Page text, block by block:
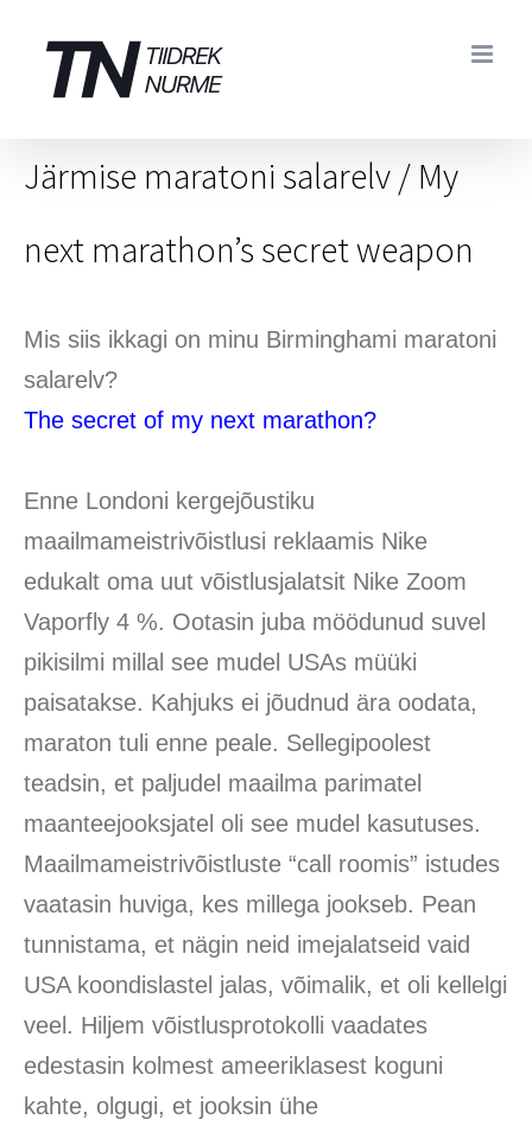
content
Järmise maratoni salarelv / My
next marathon’s secret weapon
Mis siis ikkagi on minu Birminghami maratoni
salarelv?
The secret of my next marathon?
Enne Londoni kergejõustiku
maailmameistrivõistlusi reklaamis Nike
edukalt oma uut võistlusjalatsit Nike Zoom
Vaporfly 4 %. Ootasin juba möödunud suvel
pikisilmi millal see mudel USAs müüki
paisatakse. Kahjuks ei jõudnud ära oodata,
maraton tuli enne peale. Sellegipoolest
teadsin, et paljudel maailma parimatel
maanteejooksjatel oli see mudel kasutuses.
Maailmameistrivõistluste “call roomis” istudes
vaatasin huviga, kes millega jookseb. Pean
tunnistama, et nägin neid imejalatseid vaid
USA koondislastel jalas, võimalik, et oli kellelgi
veel. Hiljem võistlusprotokolli vaadates
edestasin kolmest ameeriklasest koguni
kahte, olgugi, et jooksin ühe